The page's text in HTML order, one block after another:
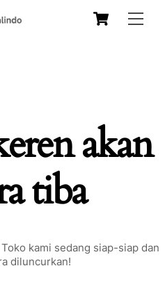
Cart
akan
tiba
kami sedang siap-siap dan
diluncurkan!